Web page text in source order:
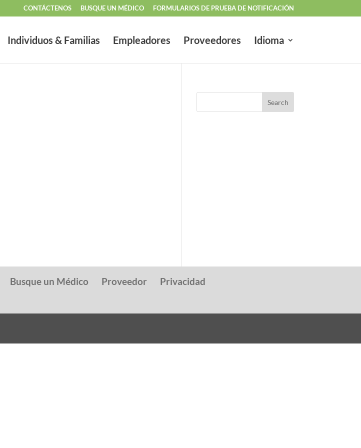
CONTÁCTENOS BUSQUE UN MÉDICO FORMULARIOS DE PRUEBA DE NOTIFICACIÓN
Individuos & Familias Empleadores Proveedores Idioma
Busque un Médico Proveedor
Privacidad